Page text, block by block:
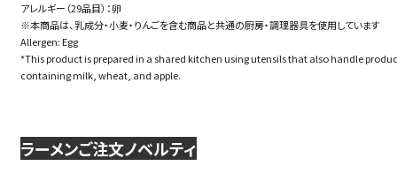
アレルギー（29品目）：卵
※本商品は、乳成分・小麦・りんごを含む商品と共通の厨房・調理器具を使用しています
Allergen: Egg
*This product is prepared in a shared kitchen using utensils that also handle
containing milk, wheat, and apple.
ラーメンご注文ノベルティ